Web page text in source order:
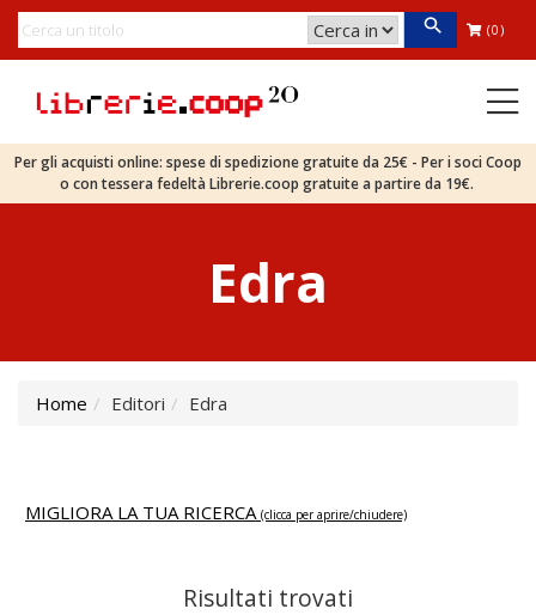
(0)
Per gli acquisti online: spese di spedizione gratuite da 25€ - Per i soci Coop
o con tessera fedeltà Librerie.coop gratuite a partire da 19€.
Edra
Home Editori Edra
MIGLIORA LA TUA RICERCA (clicca per aprire/chiudere)
Risultati trovati